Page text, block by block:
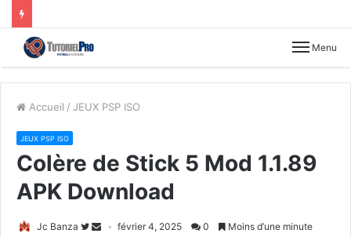
Menu
Accueil / JEUX PSP ISO
JEUX PSP ISO
Colère de Stick 5 Mod 1.1.89
APK Download
Jc Banza février 4, 2025 0 Moins d’une minute